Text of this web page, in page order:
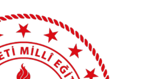
⚠️
Dikkat:
yalnızca dijital video
içeriğinden
oluşmaktadır. Basılı